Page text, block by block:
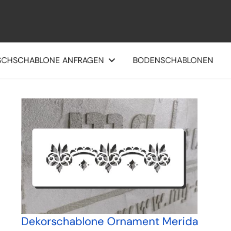
ANFRAGEN BODENSCHABLONEN
Dekorschablone Ornament Merida